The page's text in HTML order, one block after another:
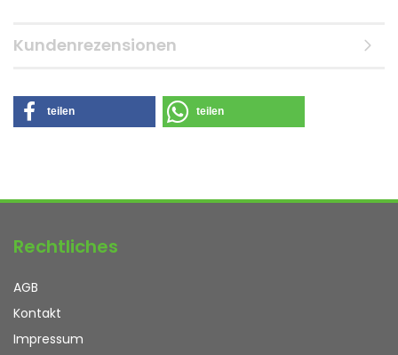
Kundenrezensionen
teilen teilen
Rechtliches
AGB
Kontakt
Impressum